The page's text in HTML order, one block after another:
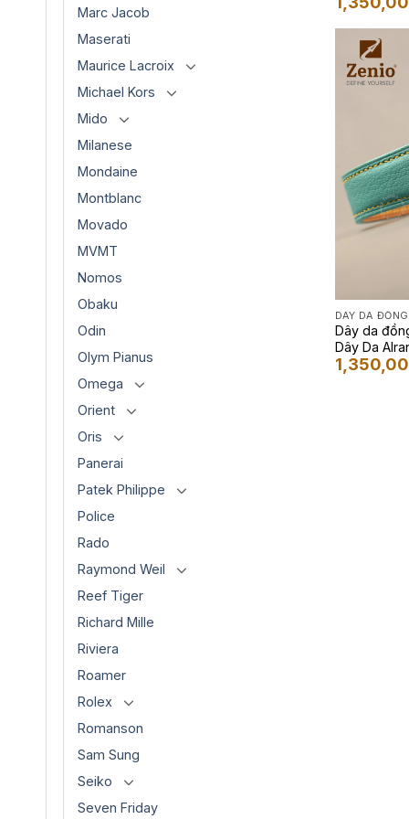
Marc Jacob
Maserati
Maurice Lacroix
Michael Kors
Mido
Milanese
Mondaine
Montblanc
Movado
MVMT
Nomos
Obaku
Odin
Olym Pianus
Omega
Orient
Oris
Panerai
Patek Philippe
Police
Rado
Raymond Weil
Reef Tiger
Richard Mille
Riviera
Roamer
Rolex
Romanson
Sam Sung
Seiko
Seven Friday
DÂY DA
Dây da
Dây Da